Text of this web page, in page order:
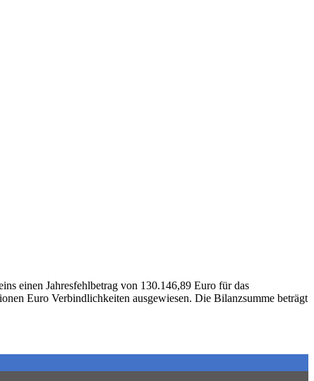
einen Jahresfehlbetrag von 130.146,89 Euro für das
Euro Verbindlichkeiten ausgewiesen. Die Bilanzsumme beträgt